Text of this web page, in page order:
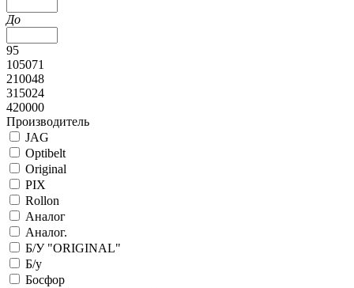
До
95
105071
210048
315024
420000
Производитель
JAG
Optibelt
Original
PIX
Rollon
Аналог
Аналог.
Б/У "ORIGINAL"
Б/у
Босфор